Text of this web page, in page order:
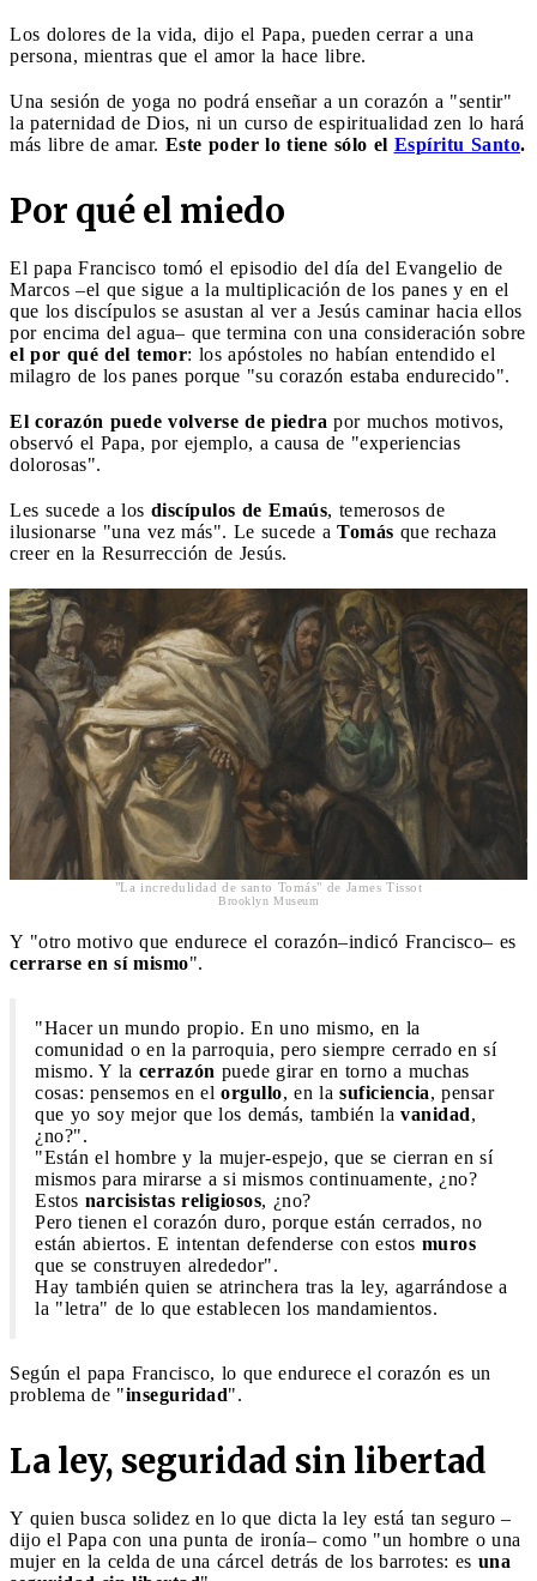
Los dolores de la vida, dijo el Papa, pueden cerrar a una
persona, mientras que el amor la hace libre.
Una sesión de yoga no podrá enseñar a un corazón a "sentir"
la paternidad de Dios, ni un curso de espiritualidad zen lo hará
más libre de amar. Este poder lo tiene sólo el Espíritu Santo.
Por qué el miedo
El papa Francisco tomó el episodio del día del Evangelio de
Marcos –el que sigue a la multiplicación de los panes y en el
que los discípulos se asustan al ver a Jesús caminar hacia ellos
por encima del agua– que termina con una consideración sobre
el por qué del temor: los apóstoles no habían entendido el
milagro de los panes porque "su corazón estaba endurecido".
El corazón puede volverse de piedra por muchos motivos,
observó el Papa, por ejemplo, a causa de "experiencias
dolorosas".
Les sucede a los discípulos de Emaús, temerosos de
ilusionarse "una vez más". Le sucede a Tomás que rechaza
creer en la Resurrección de Jesús.
"La incredulidad de santo Tomás" de James Tissot
Brooklyn Museum
Y "otro motivo que endurece el corazón–indicó Francisco– es
cerrarse en sí mismo".
"Hacer un mundo propio. En uno mismo, en la
comunidad o en la parroquia, pero siempre cerrado en sí
mismo. Y la cerrazón puede girar en torno a muchas
cosas: pensemos en el orgullo, en la suficiencia, pensar
que yo soy mejor que los demás, también la vanidad,
¿no?".
"Están el hombre y la mujer-espejo, que se cierran en sí
mismos para mirarse a si mismos continuamente, ¿no?
Estos narcisistas religiosos, ¿no?
Pero tienen el corazón duro, porque están cerrados, no
están abiertos. E intentan defenderse con estos muros
que se construyen alrededor".
Hay también quien se atrinchera tras la ley, agarrándose a
la "letra" de lo que establecen los mandamientos.
Según el papa Francisco, lo que endurece el corazón es un
problema de "inseguridad".
La ley, seguridad sin libertad
Y quien busca solidez en lo que dicta la ley está tan seguro –
dijo el Papa con una punta de ironía– como "un hombre o una
mujer en la celda de una cárcel detrás de los barrotes: es una